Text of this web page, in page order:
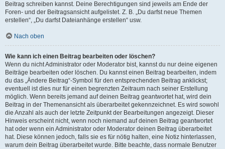
Beitrag schreiben kannst. Deine Berechtigungen sind jeweils am Ende der
Foren- und der Beitragsansicht aufgelistet. Z. B. „Du darfst neue Themen
erstellen“, „Du darfst Dateianhänge erstellen“ usw.
Nach oben
Wie kann ich einen Beitrag bearbeiten oder löschen?
Wenn du nicht Administrator oder Moderator bist, kannst du nur deine eigenen
Beiträge bearbeiten oder löschen. Du kannst einen Beitrag bearbeiten, indem
du das „Ändere Beitrag“-Symbol für den entsprechenden Beitrag anklickst;
eventuell ist dies nur für einen begrenzten Zeitraum nach seiner Erstellung
möglich. Wenn bereits jemand auf deinen Beitrag geantwortet hat, wird dein
Beitrag in der Themenansicht als überarbeitet gekennzeichnet. Es wird sowohl
die Anzahl als auch der letzte Zeitpunkt der Bearbeitungen angezeigt. Dieser
Hinweis erscheint nicht, wenn noch niemand auf deinen Beitrag geantwortet
hat oder wenn ein Administrator oder Moderator deinen Beitrag überarbeitet
hat. Diese können jedoch, falls sie es für nötig halten, eine Notiz hinterlassen,
warum dein Beitrag überarbeitet wurde. Bitte beachte, dass normale Benutzer